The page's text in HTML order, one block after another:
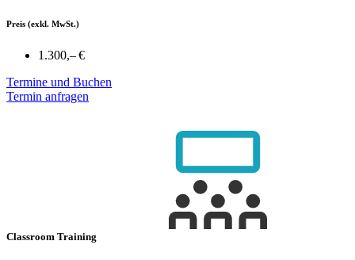
Preis (exkl. MwSt.)
1.300,– €
Termine und Buchen
Termin anfragen
Classroom Training